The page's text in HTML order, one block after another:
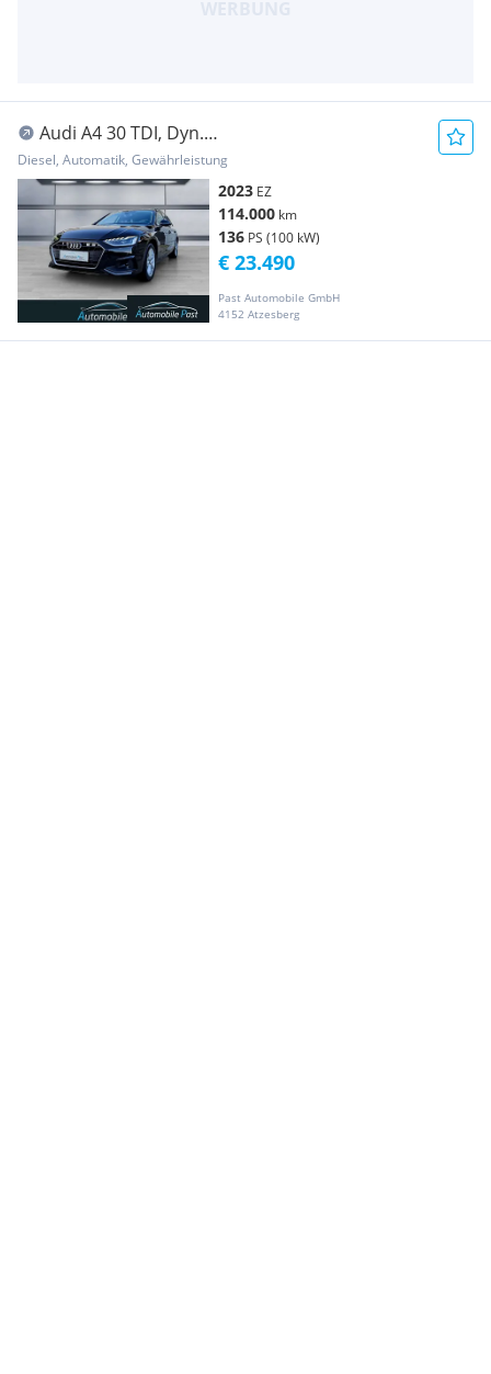
Audi A4 30 TDI, Dyn.
Blinker*AHK*Sportsitze*Applecar!!!
Diesel, Automatik, Gewährleistung
2023 EZ
114.000 km
136 PS (100 kW)
Past Automobile GmbH
4152 Atzesberg
€ 23.490